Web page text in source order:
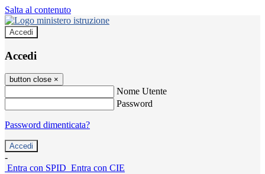
Salta al contenuto
Accedi
Accedi
button close ×
Nome Utente
Password
Password dimenticata?
-
Entra con SPID Entra con CIE